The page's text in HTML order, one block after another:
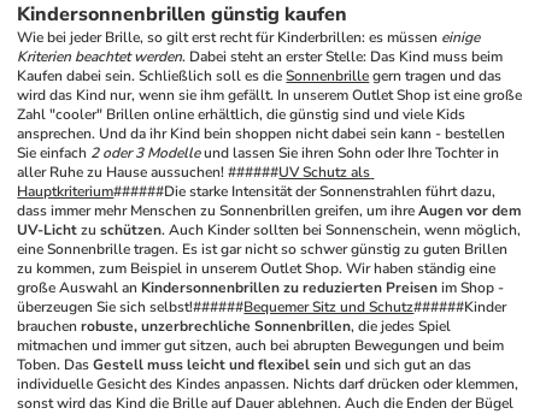
Kindersonnenbrillen günstig kaufen
Wie bei jeder Brille, so gilt erst recht für Kinderbrillen: es müssen einige
Kriterien beachtet werden. Dabei steht an erster Stelle: Das Kind muss beim
Kaufen dabei sein. Schließlich soll es die Sonnenbrille gern tragen und das
wird das Kind nur, wenn sie ihm gefällt. In unserem Outlet Shop ist eine große
Zahl "cooler" Brillen online erhältlich, die günstig sind und viele Kids
ansprechen. Und da ihr Kind bein shoppen nicht dabei sein kann - bestellen
Sie einfach 2 oder 3 Modelle und lassen Sie ihren Sohn oder Ihre Tochter in
aller Ruhe zu Hause aussuchen! ######UV Schutz als
Hauptkriterium######Die starke Intensität der Sonnenstrahlen führt dazu,
dass immer mehr Menschen zu Sonnenbrillen greifen, um ihre Augen vor dem
UV-Licht zu schützen. Auch Kinder sollten bei Sonnenschein, wenn möglich,
eine Sonnenbrille tragen. Es ist gar nicht so schwer günstig zu guten Brillen
zu kommen, zum Beispiel in unserem Outlet Shop. Wir haben ständig eine
große Auswahl an Kindersonnenbrillen zu reduzierten Preisen im Shop -
überzeugen Sie sich selbst!######Bequemer Sitz und Schutz######Kinder
brauchen robuste, unzerbrechliche Sonnenbrillen, die jedes Spiel
mitmachen und immer gut sitzen, auch bei abrupten Bewegungen und beim
Toben. Das Gestell muss leicht und flexibel sein und sich gut an das
individuelle Gesicht des Kindes anpassen. Nichts darf drücken oder klemmen,
sonst wird das Kind die Brille auf Dauer ablehnen. Auch die Enden der Bügel